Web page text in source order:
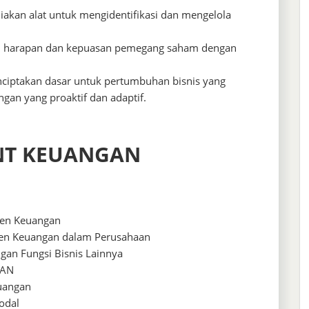
alat untuk mengidentifikasi dan mengelola
dan kepuasan pemegang saham dengan
dasar untuk pertumbuhan bisnis yang
yang proaktif dan adaptif.
KEUANGAN
Keuangan
Keuangan dalam Perusahaan
Fungsi Bisnis Lainnya